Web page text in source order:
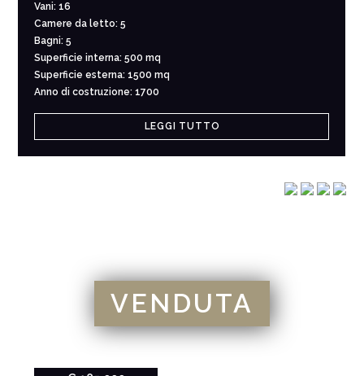
Vani: 16
Camere da letto: 5
Bagni: 5
Superficie interna: 500 mq
Superficie esterna: 1500 mq
Anno di costruzione: 1700
LEGGI TUTTO
VENDUTA